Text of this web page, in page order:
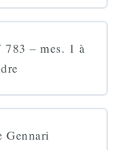
– mes. 1 à
Gennari